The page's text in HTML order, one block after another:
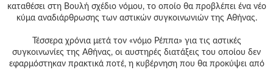
καταθέσει στη Βουλή σχέδιο νόμου, το οποίο θα προβλέπει ένα νέο
κύμα αναδιάρθρωσης των αστικών συγκοινωνιών της Αθήνας.
Τέσσερα χρόνια μετά τον «νόμο Ρέππα» για τις αστικές
συγκοινωνίες της Αθήνας, οι αυστηρές διατάξεις του οποίου δεν
εφαρμόστηκαν πρακτικά ποτέ, η κυβέρνηση που θα προκύψει από